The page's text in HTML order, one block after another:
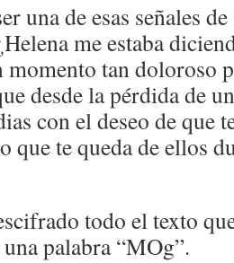
una de esas señales
me estaba
tan doloroso
desde la pérdida de
con el deseo de que
que te queda de ellos
todo el texto
palabra “MOg”.